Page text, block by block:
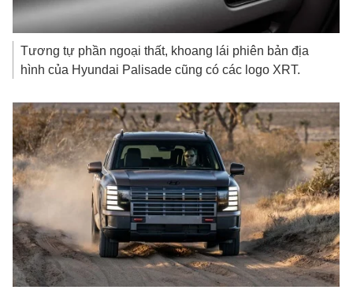
Tương tự phần ngoại thất, khoang lái phiên bản địa
hình của Hyundai Palisade cũng có các logo XRT.